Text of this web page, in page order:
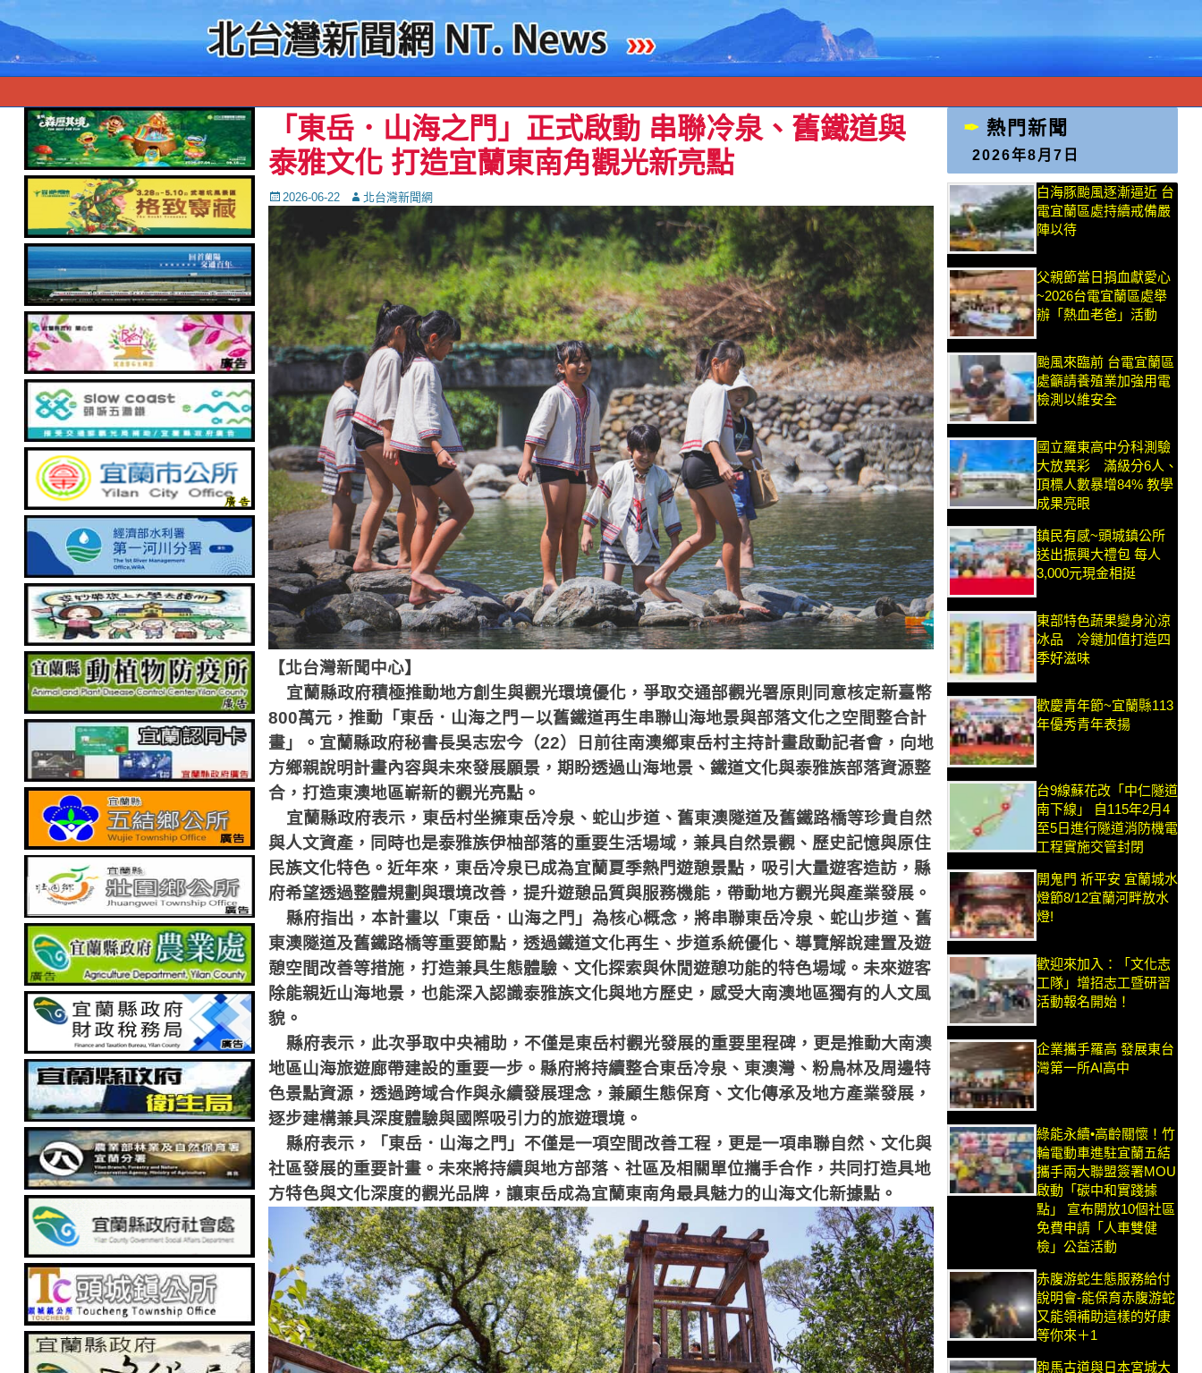
「東岳．山海之門」正式啟動 串聯冷泉、舊鐵道與
泰雅文化 打造宜蘭東南角觀光新亮點
Posted
2026-06-22 Autor北台灣新聞網
【北台灣新聞中心】
宜蘭縣政府積極推動地方創生與觀光環境優化，爭取交通部觀光署原則同意核定新臺幣
800萬元，推動「東岳．山海之門－以舊鐵道再生串聯山海地景與部落文化之空間整合計
畫」。宜蘭縣政府秘書長吳志宏今（22）日前往南澳鄉東岳村主持計畫啟動記者會，向地
方鄉親說明計畫內容與未來發展願景，期盼透過山海地景、鐵道文化與泰雅族部落資源整
合，打造東澳地區嶄新的觀光亮點。
宜蘭縣政府表示，東岳村坐擁東岳冷泉、蛇山步道、舊東澳隧道及舊鐵路橋等珍貴自然
與人文資產，同時也是泰雅族伊柚部落的重要生活場域，兼具自然景觀、歷史記憶與原住
民族文化特色。近年來，東岳冷泉已成為宜蘭夏季熱門遊憩景點，吸引大量遊客造訪，縣
府希望透過整體規劃與環境改善，提升遊憩品質與服務機能，帶動地方觀光與產業發展。
縣府指出，本計畫以「東岳．山海之門」為核心概念，將串聯東岳冷泉、蛇山步道、舊
東澳隧道及舊鐵路橋等重要節點，透過鐵道文化再生、步道系統優化、導覽解說建置及遊
憩空間改善等措施，打造兼具生態體驗、文化探索與休閒遊憩功能的特色場域。未來遊客
除能親近山海地景，也能深入認識泰雅族文化與地方歷史，感受大南澳地區獨有的人文風
貌。
縣府表示，此次爭取中央補助，不僅是東岳村觀光發展的重要里程碑，更是推動大南澳
地區山海旅遊廊帶建設的重要一步。縣府將持續整合東岳冷泉、東澳灣、粉鳥林及周邊特
色景點資源，透過跨域合作與永續發展理念，兼顧生態保育、文化傳承及地方產業發展，
逐步建構兼具深度體驗與國際吸引力的旅遊環境。
縣府表示，「東岳．山海之門」不僅是一項空間改善工程，更是一項串聯自然、文化與
社區發展的重要計畫。未來將持續與地方部落、社區及相關單位攜手合作，共同打造具地
方特色與文化深度的觀光品牌，讓東岳成為宜蘭東南角最具魅力的山海文化新據點。
熱門新聞
2026年8月7日
白海豚颱風逐漸逼近 台
電宜蘭區處持續戒備嚴
陣以待
父親節當日捐血獻愛心
~2026台電宜蘭區處舉
辦「熱血老爸」活動
颱風來臨前 台電宜蘭區
處籲請養殖業加強用電
檢測以維安全
國立羅東高中分科測驗
大放異彩 滿級分6人、
頂標人數暴增84% 教學
成果亮眼
鎮民有感~頭城鎮公所
送出振興大禮包 每人
3,000元現金相挺
東部特色蔬果變身沁涼
冰品 冷鏈加值打造四
季好滋味
歡慶青年節~宜蘭縣113
年優秀青年表揚
台9線蘇花改「中仁隧道
南下線」 自115年2月4
至5日進行隧道消防機電
工程實施交管封閉
開鬼門 祈平安 宜蘭城水
燈節8/12宜蘭河畔放水
燈!
歡迎來加入：「文化志
工隊」增招志工暨研習
活動報名開始！
企業攜手羅高 發展東台
灣第一所AI高中
綠能永續•高齡關懷！竹
輪電動車進駐宜蘭五結
攜手兩大聯盟簽署MOU
啟動「碳中和實踐據
點」 宣布開放10個社區
免費申請「人車雙健
檢」公益活動
赤腹游蛇生態服務給付
說明會-能保育赤腹游蛇
又能領補助這樣的好康
等你來＋1
跑馬古道與日本宮城大